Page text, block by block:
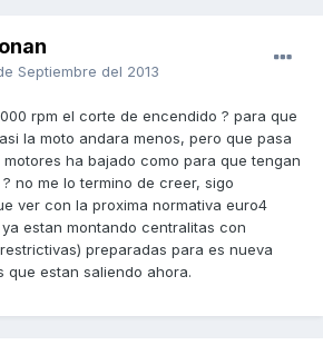
Septiembre del 2013
rpm el corte de encendido ? para que
la moto andara menos, pero que pasa
ha bajado como para que tengan
no me lo termino de creer, sigo
ver con la proxima normativa euro4
estan montando centralitas con
preparadas para es nueva
que estan saliendo ahora.